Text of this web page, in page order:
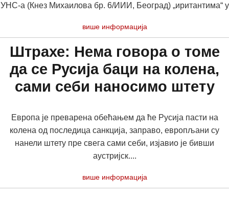
УНС-а (Кнез Михаилова бр. 6/ИИИ, Београд) „иритантима“ у
више информација
Штрахе: Нема говора о томе
да се Русија баци на колена,
сами себи наносимо штету
Европа је преварена обећањем да ће Русија пасти на
колена од последица санкција, заправо, европљани су
нанели штету пре свега сами себи, изјавио је бивши
аустријск....
више информација